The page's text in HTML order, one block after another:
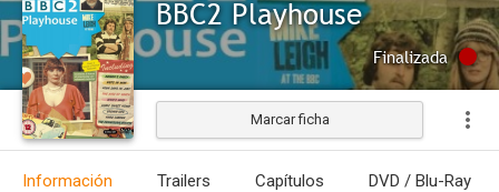
BBC2 Playhouse
Finalizada
Marcar ficha
Información Trailers Capítulos DVD / Blu-Ray